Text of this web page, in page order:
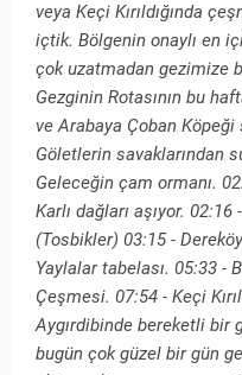
veya Keçi Kırıldığında
içtik. Bölgenin onaylı en
çok uzatmadan gezimize
Gezginin Rotasının bu
ve Arabaya Çoban Köpeği
Göletlerin savaklarından
Geleceğin çam ormanı.
Karlı dağları aşıyor.
(Tosbikler) 03:15 -
Yaylalar tabelası. 05:33 -
Çeşmesi. 07:54 - Keçi
Aygırdibinde bereketli bir
bugün çok güzel bir gün